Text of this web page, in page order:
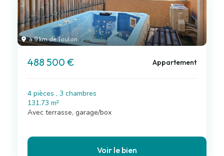
à 9 km de Toulon
488 500 € Appartement
4 pièces , 3 chambres
131.73 m²
Avec terrasse, garage/box
Voir le bien